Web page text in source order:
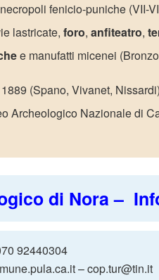
fenicio-puniche (VII-
lastricate,foro,anfiteatro,
e manufatti micenei
1889 (Spano, Vivanet,
Archeologico Nazionale di
di Nora –
92440304
– cop.tur@tin.it